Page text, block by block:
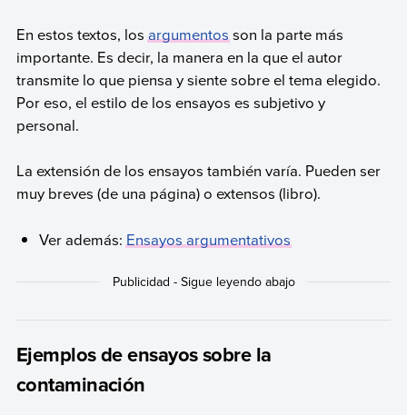
En estos textos, losargumentosson la parte más
importante. Es decir, la manera en la que el autor
transmite lo que piensa y siente sobre el tema elegido.
Por eso, el estilo de los ensayos es subjetivo y
personal.
La extensión de los ensayos también varía. Pueden ser
muy breves (de una página) o extensos (libro).
Ver además:Ensayos argumentativos
Ejemplos de ensayos sobre la
contaminación